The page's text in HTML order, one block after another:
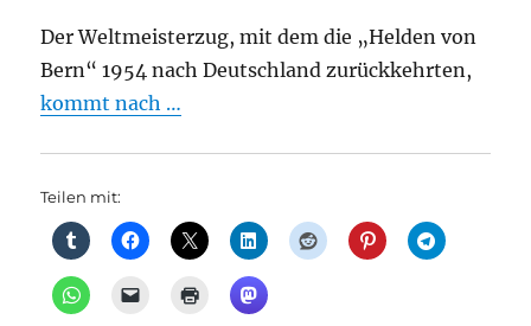
Der Weltmeisterzug, mit dem die „Helden von
Bern“ 1954 nach Deutschland zurückkehrten,
kommt nach …
Teilen mit: